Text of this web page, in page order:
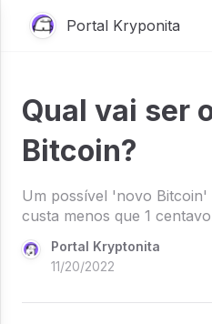
Portal Kryponita
Qual vai ser
Bitcoin?
Um possível 'novo Bitcoin'
custa menos que 1
Portal Kryptonita
11/20/2022